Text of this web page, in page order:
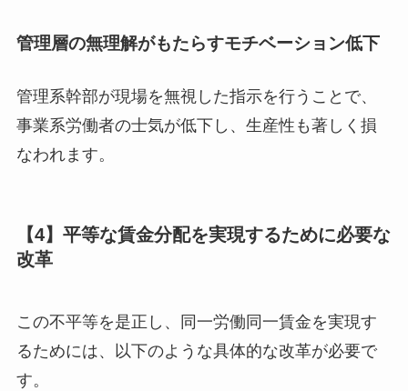
管理層の無理解がもたらすモチベーション低下
管理系幹部が現場を無視した指示を行うことで、
事業系労働者の士気が低下し、生産性も著しく損
なわれます。
【4】平等な賃金分配を実現するために必要な
改革
この不平等を是正し、同一労働同一賃金を実現す
るためには、以下のような具体的な改革が必要で
す。